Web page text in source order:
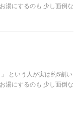
湯にするのも 少し面倒な
という人が実は約5割い
湯にするのも 少し面倒な